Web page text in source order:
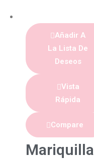
Añadir A
La Lista De
Deseos
Vista
Rápida
Compare
Mariquilla